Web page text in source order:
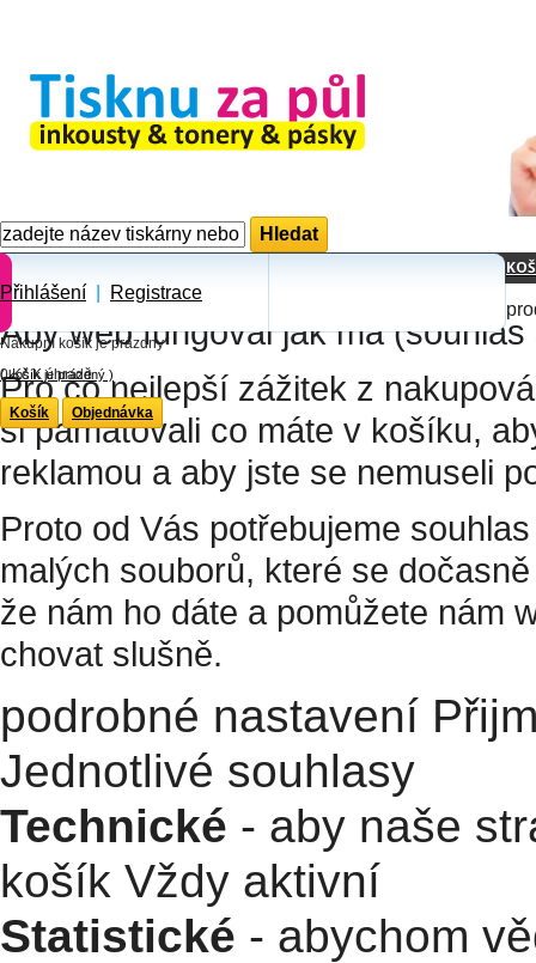
Přihlášení Registrace
(košík je prázdný )
Nákupní košík je prázdny
0 Kč K úhradě
Košík Objednávka
Aby web fungoval jak má
Pro co nejlepší zážitek z
si pamatovali co máte v košíku,
reklamou a aby jste se nemuseli
Proto od Vás potřebujeme
malých souborů, které se
že nám ho dáte a pomůžete nám
chovat slušně.
podrobné nastavení
Jednotlivé souhlasy
Technické - aby naše
košík Vždy aktivní
Statistické - abychom